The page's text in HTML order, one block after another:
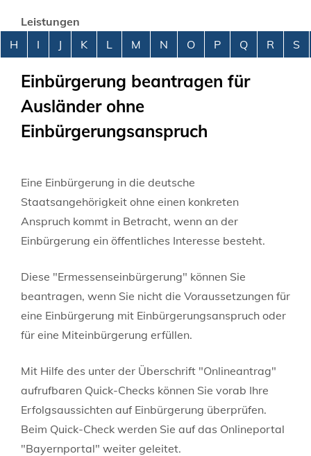
Leistungen
Alphabetisches Register überspringen
H I J K L M N O P Q R S
Einbürgerung beantragen für
Ausländer ohne
Einbürgerungsanspruch
Eine Einbürgerung in die deutsche
Staatsangehörigkeit ohne einen konkreten
Anspruch kommt in Betracht, wenn an der
Einbürgerung ein öffentliches Interesse besteht.
Diese "Ermessenseinbürgerung" können Sie
beantragen, wenn Sie nicht die Voraussetzungen für
eine Einbürgerung mit Einbürgerungsanspruch oder
für eine Miteinbürgerung erfüllen.
Mit Hilfe des unter der Überschrift "Onlineantrag"
aufrufbaren Quick-Checks können Sie vorab Ihre
Erfolgsaussichten auf Einbürgerung überprüfen.
Beim Quick-Check werden Sie auf das Onlineportal
"Bayernportal" weiter geleitet.